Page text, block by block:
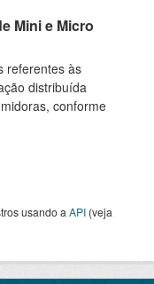
Mini e Micro
referentes às
distribuída
conforme
usando a API (veja